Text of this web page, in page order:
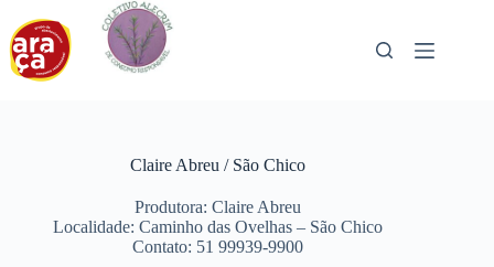
para
conteúdo
Claire Abreu / São Chico
Produtora: Claire Abreu
Localidade: Caminho das Ovelhas – São Chico
Contato: 51 99939-9900